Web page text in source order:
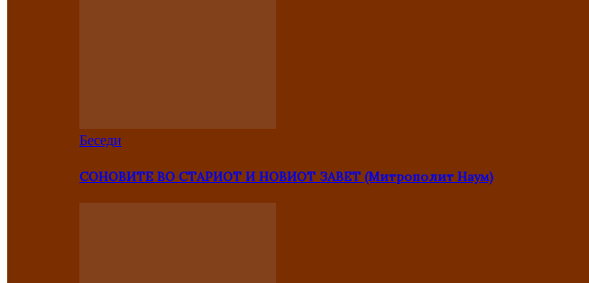
Беседи
СОНОВИТЕ ВО СТАРИОТ И НОВИОТ ЗАВЕТ (Митрополит Наум)